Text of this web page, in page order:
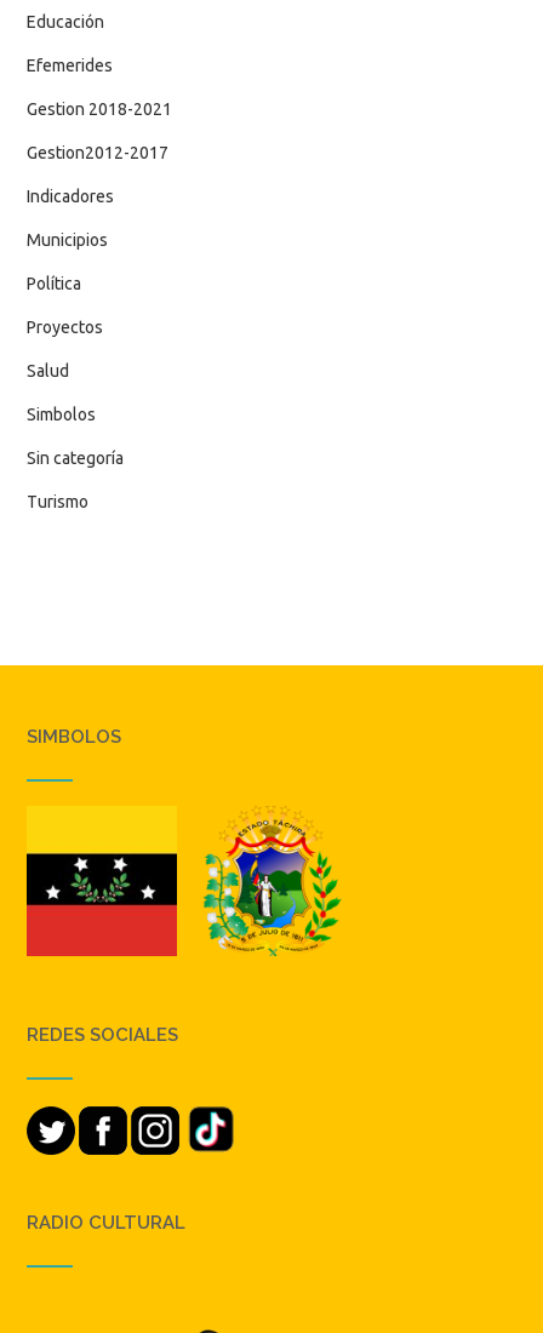
Educación
Efemerides
Gestion 2018-2021
Gestion2012-2017
Indicadores
Municipios
Política
Proyectos
Salud
Simbolos
Sin categoría
Turismo
SIMBOLOS
REDES SOCIALES
RADIO CULTURAL